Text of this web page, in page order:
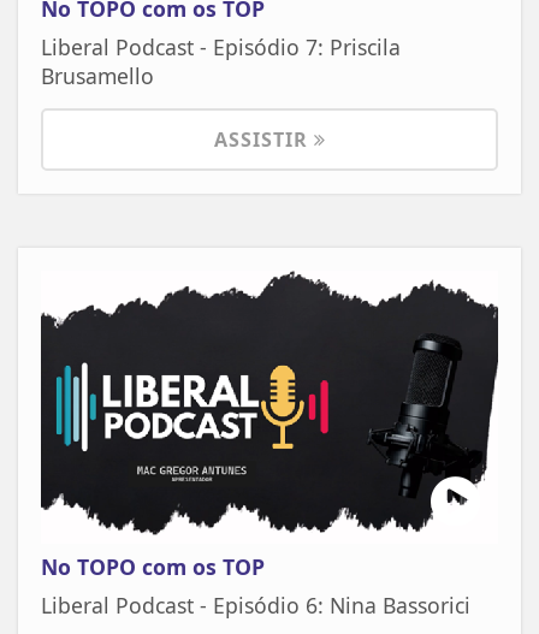
No TOPO com os TOP
Liberal Podcast - Episódio 7: Priscila
Brusamello
ASSISTIR
No TOPO com os TOP
Liberal Podcast - Episódio 6: Nina Bassorici